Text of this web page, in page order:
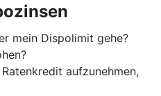
mein Dispolimit gehe?
aufzunehmen,